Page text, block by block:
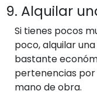
9. Alquilar
Si tienes pocos
poco, alquilar
bastante
pertenencias
mano de obra.